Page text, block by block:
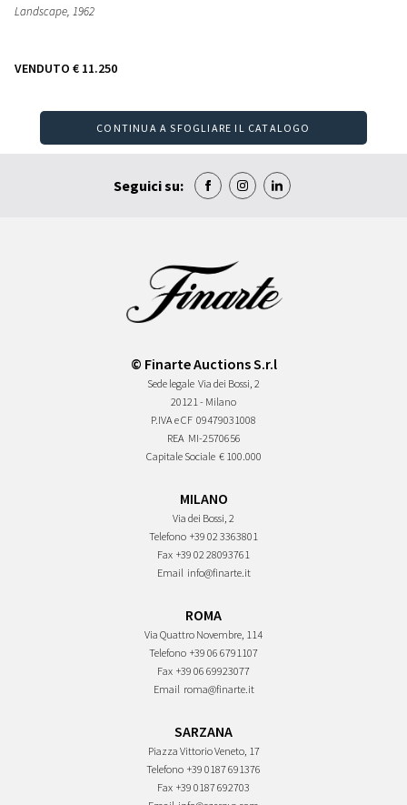
Landscape, 1962
VENDUTO € 11.250
CONTINUA A SFOGLIARE IL CATALOGO
Seguici su:
© Finarte Auctions S.r.l
Sede legale Via dei Bossi, 2
20121 - Milano
P.IVA e CF 09479031008
REA MI-2570656
Capitale Sociale € 100.000
MILANO
Via dei Bossi, 2
Telefono +39 02 3363801
Fax +39 02 28093761
Email info@finarte.it
ROMA
Via Quattro Novembre, 114
Telefono +39 06 6791107
Fax +39 06 69923077
Email roma@finarte.it
SARZANA
Piazza Vittorio Veneto, 17
Telefono +39 0187 691376
Fax +39 0187 692703